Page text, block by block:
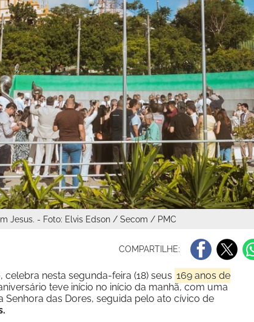
Jesus. - Foto: Elvis Edson / Secom / PMC
COMPARTILHE:
nesta segunda-feira (18) seus 169 anos de
teve início no início da manhã, com uma
das Dores, seguida pelo ato cívico de